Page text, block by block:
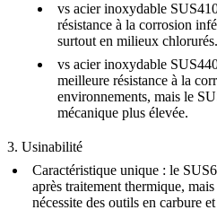
vs acier inoxydable
résistance à la corrosion
surtout en milieux chlorurés.
vs acier inoxydable
meilleure résistance à la
environnements, mais le
mécanique plus élevée.
3. Usinabilité
Caractéristique unique : le
après traitement thermique,
nécessite des outils en carbure